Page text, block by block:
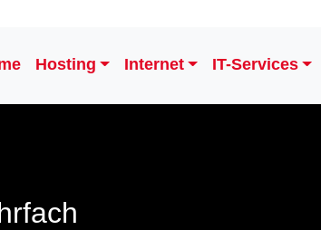
Hosting Internet IT-Services